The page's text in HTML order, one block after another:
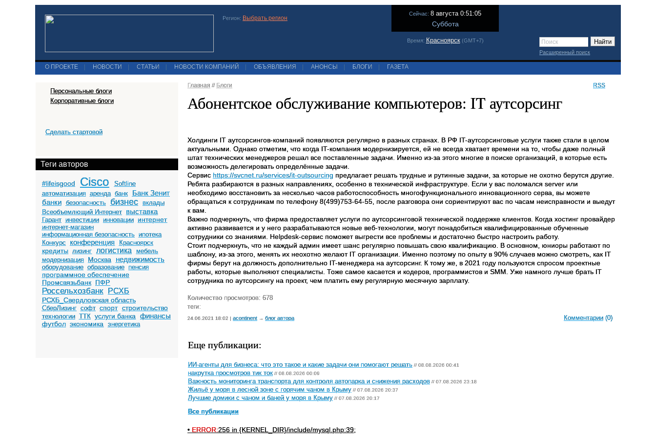
Регион: Выбрать регион
Сейчас: 8 августа 0:51:05
Суббота
Время: Красноярск(GMT+7)
Расширенный поиск
О ПРОЕКТЕ НОВОСТИ СТАТЬИ НОВОСТИ КОМПАНИЙ ОБЪЯВЛЕНИЯ АНОНСЫ БЛОГИ ГАЗЕТА
Персональные блоги
Корпоративные блоги
Сделать стартовой
Теги авторов
#lifeisgood Cisco
Softline
автоматизация аренда банк
Банк Зенит
банки безопасность бизнес
вклады
Всеобъемлющий Интернет
выставка
Гарант инвестиции инновации интернет
интернет-магазин
информационная безопасность ипотека
Конкурс
конференция Красноярск
кредиты лизинг логистика
мебель
модернизация
Москва недвижимость
оборудование образование пенсия
программное обеспечение
Промсвязьбанк ПФР
Россельхозбанк РСХБ
РСХБ_Свердловская область
СберЛизинг софт спорт строительство
технологии ТТК услуги банка финансы
футбол экономика энергетика
Главная // Блоги RSS
Абонентское обслуживание компьютеров: IT аутсорсинг
Холдинги IT аутсорсингов-компаний появляются регулярно в разных странах. В РФ IT-аутсорсинговые услуги также стали в целом
актуальными. Однако отметим, что когда IT-компания модернизируется, ей не всегда хватает времени на то, чтобы даже полный
штат технических менеджеров решал все поставленные задачи. Именно из-за этого многие в поиске организаций, в которые есть
возможность делегировать определённые задачи.
Сервис https://svcnet.ru/services/it-outsourcing предлагает решать трудные и рутинные задачи, за которые не охотно берутся другие.
Ребята разбираются в разных направлениях, особенно в технической инфраструктуре. Если у вас поломался server или
необходимо восстановить за несколько часов работоспособность многофункционального инновационного серва, вы можете
обращаться к сотрудникам по телефону 8(499)753-64-55, после разговора они сориентируют вас по часам неисправности и выедут
к вам.
Важно подчеркнуть, что фирма предоставляет услуги по аутсорсинговой технической поддержке клиентов. Когда хостинг провайдер
активно развивается и у него разрабатываются новые веб-технологии, могут понадобиться квалифицированные обученные
сотрудники со знаниями. Helpdesk-сервис поможет выгрести все проблемы и достаточно быстро настроить работу.
Стоит подчеркнуть, что не каждый админ имеет шанс регулярно повышать свою квалификацию. В основном, юниоры работают по
шаблону, из-за этого, менять их неохотно желают IT организации. Именно поэтому по опыту в 90% случаев можно смотреть, как IT
фирмы берут на должность дополнительно IT-менеджера на аутсорсинг. К тому же, в 2021 году пользуются спросом проектные
работы, которые выполняют специалисты. Тоже самое касается и кодеров, программистов и SMM. Уже намного лучше брать IT
сотрудника по аутсорсингу на проект, чем платить ему регулярную месячную зарплату.
Количество просмотров: 678
теги:
24.06.2021 18:02 | acontinent → блог автора Комментарии (0)
Еще публикации:
ИИ-агенты для бизнеса: что это такое и какие задачи они помогают решать // 08.08.2026 00:41
накрутка просмотров тик ток // 08.08.2026 00:09
Важность мониторинга транспорта для контроля автопарка и снижения расходов // 07.08.2026 23:18
Жильё у моря в лесной зоне с горячим чаном в Крыму // 07.08.2026 20:37
Лучшие домики с чаном и баней у моря в Крыму // 07.08.2026 20:17
Все публикации
• ERROR:256 in {KERNEL_DIR}/include/mysql.php:39;